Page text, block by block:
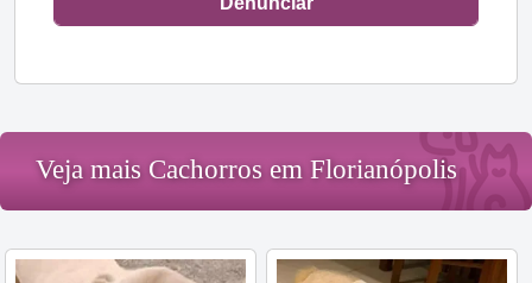
Veja mais Cachorros em Florianópolis